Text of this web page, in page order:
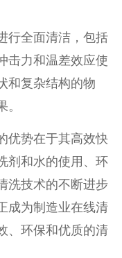
行全面清洁，包括
击力和温差效应使
和复杂结构的物
优势在于其高效快
剂和水的使用、环
洗技术的不断进步
成为制造业在线清
、环保和优质的清